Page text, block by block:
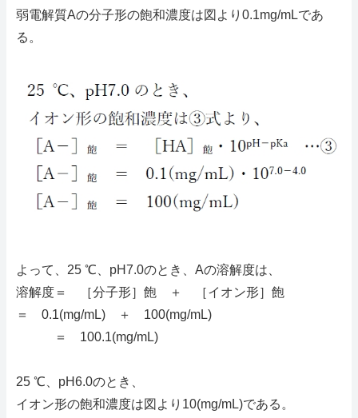
弱電解質Aの分子形の飽和濃度は図より0.1mg/mLであ
る。
よって、25 ℃、pH7.0のとき、Aの溶解度は、
溶解度＝ ［分子形］飽 ＋ ［イオン形］飽
＝ 0.1(mg/mL) ＋ 100(mg/mL)
＝ 100.1(mg/mL)
25 ℃、pH6.0のとき、
イオン形の飽和濃度は図より10(mg/mL)である。